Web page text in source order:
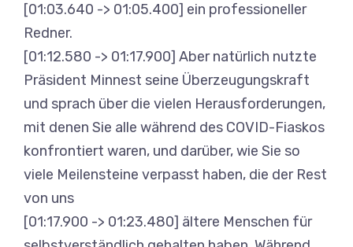
[01:03.640 -> 01:05.400] ein professioneller
Redner.
[01:12.580 -> 01:17.900] Aber natürlich nutzte
Präsident Minnest seine Überzeugungskraft
und sprach über die vielen Herausforderungen,
mit denen Sie alle während des COVID-Fiaskos
konfrontiert waren, und darüber, wie Sie so
viele Meilensteine verpasst haben, die der Rest
von uns
[01:17.900 -> 01:23.480] ältere Menschen für